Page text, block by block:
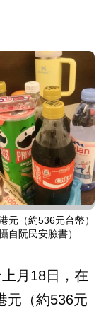
元（約536元台幣）
自阮民安臉書）
月18日，在
元（約536元